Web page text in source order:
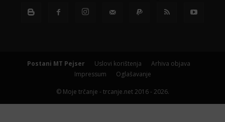
Postani MT Pejser Uslovi korištenja
Arhiva objava
Impressum
Oglašavanje
© Moje trčanje - trcanje.net 2016 - 2026.